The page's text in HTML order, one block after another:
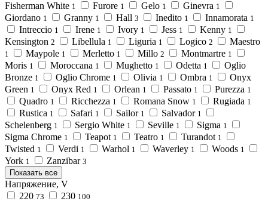
Fisherman White 1 Furore 1 Gelo 1 Ginevra 1
Giordano 1 Granny 1 Hall 3 Inedito 1 Innamorata 1
Intreccio 1 Irene 1 Ivory 1 Jess 1 Kenny 1
Kensington 2 Libellula 1 Liguria 1 Logico 2 Maestro
1 Maypole 1 Merletto 1 Millo 2 Montmartre 1
Moris 1 Moroccana 1 Mughetto 1 Odetta 1
Oglio
Bronze 1 Oglio Chrome 1 Olivia 1 Ombra 1
Onyx
Green 1 Onyx Red 1 Orlean 1 Passato 1 Purezza 1
Quadro 1 Ricchezza 1 Romana Snow 1 Rugiada 1
Rustica 1 Safari 1 Sailor 1 Salvador 1
Schelenberg 1 Sergio White 1 Seville 1 Sigma 1
Sigma Chrome 1 Teapot 1 Teatro 1 Turandot 1
Twisted 1 Verdi 1 Warhol 1 Waverley 1 Woods 1
York 1 Zanzibar 3
Показать все
Напряжение, V
220 73 230 100